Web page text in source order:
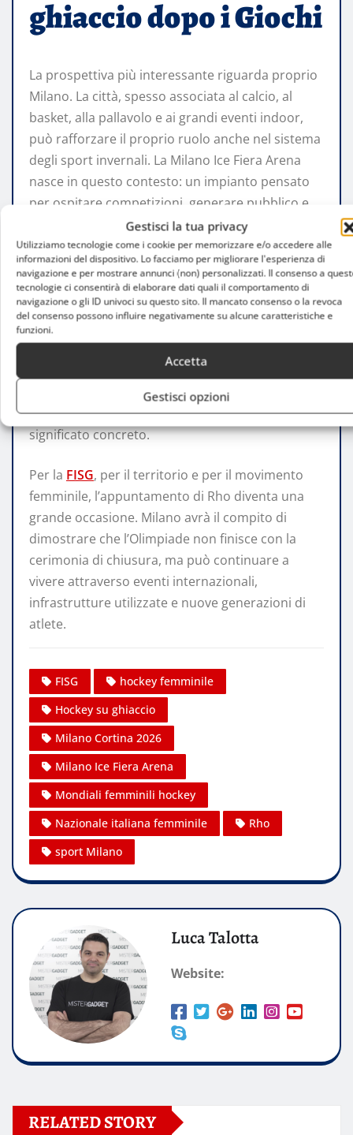
Gestisci la tua privacy
Utilizziamo tecnologie come i cookie per memorizzare e/o accedere alle
informazioni del dispositivo. Lo facciamo per migliorare l'esperienza di
navigazione e per mostrare annunci (non) personalizzati. Il consenso a
tecnologie ci consentirà di elaborare dati quali il comportamento di
navigazione o gli ID univoci su questo sito. Il mancato consenso o la revoca
del consenso possono influire negativamente su alcune caratteristiche e
funzioni.
Accetta
Gestisci opzioni
ghiaccio dopo i Giochi
La prospettiva più interessante riguarda proprio
Milano. La città, spesso associata al calcio, al
basket, alla pallavolo e ai grandi eventi indoor,
può rafforzare il proprio ruolo anche nel sistema
degli sport invernali. La Milano Ice Fiera Arena
nasce in questo contesto: un impianto pensato
per ospitare competizioni, generare pubblico e
dare continuità a una disciplina che in Italia ha
bisogno di spazi adeguati e programmazione.
Il Mondiale femminile del 2027 sarà dunque un
banco di prova. Non soltanto per la Nazionale
italiana, ma per l’intero modello di eredità
valorizzare il nuovo impianto e consolidare il
rapporto tra Milano e il ghiaccio, allora la legacy
di Milano Cortina 2026 potrà assumere un
significato concreto.
Per la FISG, per il territorio e per il movimento
femminile, l’appuntamento di Rho diventa una
grande occasione. Milano avrà il compito di
dimostrare che l’Olimpiade non finisce con la
cerimonia di chiusura, ma può continuare a
vivere attraverso eventi internazionali,
infrastrutture utilizzate e nuove generazioni di
atlete.
FISG
hockey femminile
Hockey su ghiaccio
Milano Cortina 2026
Milano Ice Fiera Arena
Mondiali femminili hockey
Nazionale italiana femminile
Rho
sport Milano
Luca Talotta
Website:
RELATED STORY